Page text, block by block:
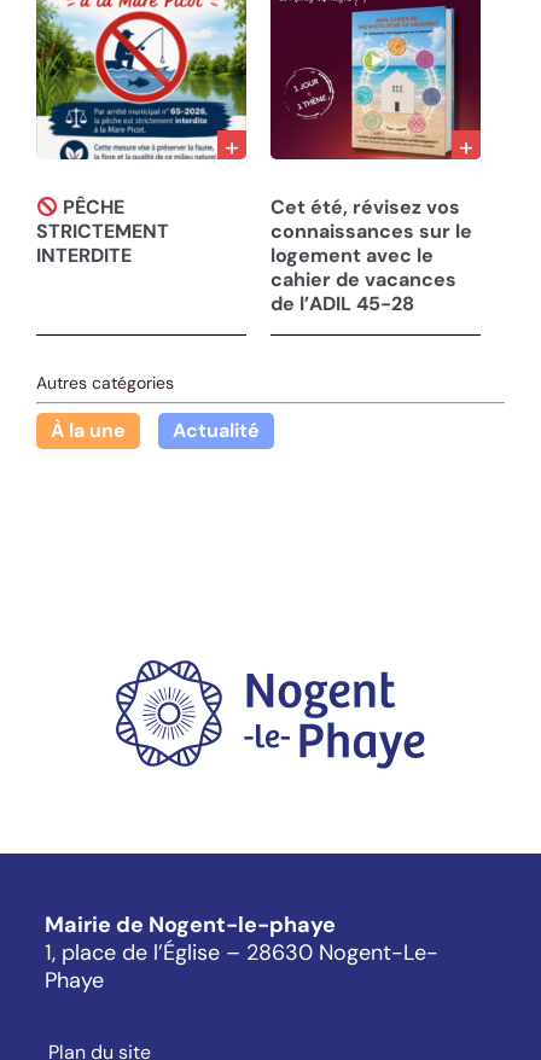
PÊCHE
STRICTEMENT
INTERDITE
Cet été, révisez vos
connaissances sur le
logement avec le
cahier de vacances
de l’ADIL 45-28
Autres catégories
À la une Actualité
Mairie de Nogent-le-phaye
1, place de l’Église – 28630 Nogent-Le-
Phaye
Plan du site